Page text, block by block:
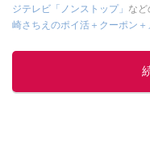
ジテレビ「ノンストップ」 など
崎さちえのポイ活＋クーポン
的に稼ぐ！』（翔泳社刊）
■経歴：2003年、夫が子育て